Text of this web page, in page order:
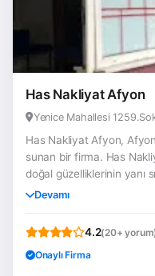
Has Nakliyat Afyon
Yenice Mahallesi
Has Nakliyat Afyon,
sunan bir firma. Has
doğal güzelliklerinin yanı
Devamı
4.2(20+
Onaylı Firma